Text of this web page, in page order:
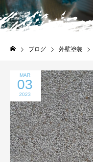
ブログ 外壁塗装
MAR
03
2023